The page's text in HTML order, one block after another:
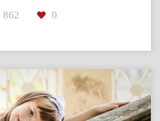
862 0